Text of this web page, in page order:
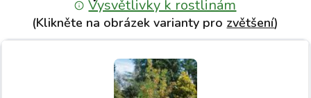
Vysvětlivky k rostlinám
(Klikněte na obrázek varianty pro zvětšení)